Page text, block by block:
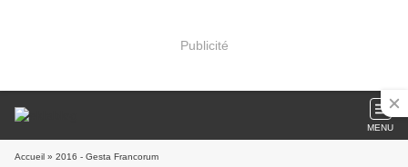
Publicité
MENU
Accueil » 2016 - Gesta Francorum